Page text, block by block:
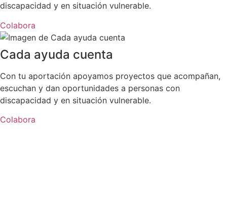
discapacidad y en situación vulnerable.
Colabora
Cada ayuda cuenta
Con tu aportación apoyamos proyectos que acompañan,
escuchan y dan oportunidades a personas con
discapacidad y en situación vulnerable.
Colabora